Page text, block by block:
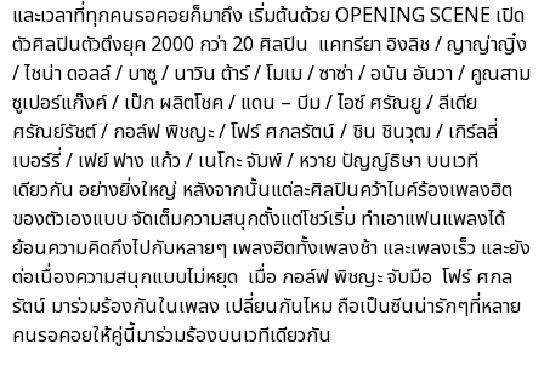
และเวลาที่ทุกคนรอคอยก็มาถึง เริ่มต้นด้วย OPENING SCENE เปิด
ตัวศิลปินตัวตึงยุค 2000 กว่า 20 ศิลปิน แคทรียา อิงลิช / ญาญ่าญิ๋ง
/ ไชน่า ดอลล์ / บาซู / นาวิน ต้าร์ / โมเม / ซาซ่า / อนัน อันวา / คูณสาม
ซูเปอร์แก๊งค์ / เป๊ก ผลิตโชค / แดน – บีม / ไอซ์ ศรัณยู / ลีเดีย
ศรัณย์รัชต์ / กอล์ฟ พิชญะ / โฟร์ ศกลรัตน์ / ชิน ชินวุฒ / เกิร์ลลี่
เบอร์รี่ / เฟย์ ฟาง แก้ว / เนโกะ จัมพ์ / หวาย ปัญญ์ธิษา บนเวที
เดียวกัน อย่างยิ่งใหญ่ หลังจากนั้นแต่ละศิลปินคว้าไมค์ร้องเพลงฮิต
ของตัวเองแบบ จัดเต็มความสนุกตั้งแต่โชว์เริ่ม ทำเอาแฟนแพลงได้
ย้อนความคิดถึงไปกับหลายๆ เพลงฮิตทั้งเพลงช้า และเพลงเร็ว และยัง
ต่อเนื่องความสนุกแบบไม่หยุด เมื่อ กอล์ฟ พิชญะ จับมือ โฟร์ ศกล
รัตน์ มาร่วมร้องกันในเพลง เปลี่ยนกันไหม ถือเป็นซีนน่ารักๆที่หลาย
คนรอคอยให้คู่นี้มาร่วมร้องบนเวทีเดียวกัน